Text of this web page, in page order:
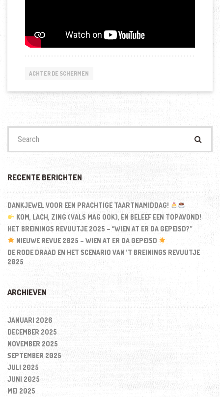
ACHTER DE SCHERMEN
RECENTE BERICHTEN
DANKJEWEL VOOR EEN PRACHTIGE TAARTNAMIDDAG!
KOM, LACH, ZING (VALS MAG OOK), EN BELEEF EEN TOPAVOND!
HET BREININGS REVUUTJE 2025 – “WIEN AT ER DA GEPEISD?”
NIEUWE REVUE 2025 – WIEN AT ER DA GEPEISD
DE RODE DRAAD EN HET SCENARIO VAN ’T BREININGS REVUUTJE
2025
ARCHIEVEN
JANUARI 2026
DECEMBER 2025
NOVEMBER 2025
SEPTEMBER 2025
JULI 2025
JUNI 2025
MEI 2025